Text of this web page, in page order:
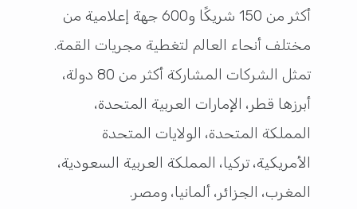
أكثر من 150 شريكًا و600 جهة إعلامية من
مختلف أنحاء العالم لتغطية مجريات القمة.
تمثل الشركات المشاركة أكثر من 80 دولة،
أبرزها قطر، الإمارات العربية المتحدة،
المملكة المتحدة، الولايات المتحدة
الأمريكية، تركيا، المملكة العربية السعودية،
المغرب، الجزائر، ألمانيا، ومصر.